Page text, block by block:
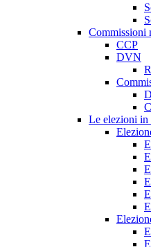
Commissioni
CCP
DVN
Le elezioni in